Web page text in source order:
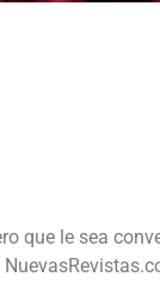
que le sea